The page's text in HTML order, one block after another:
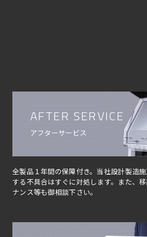
AFTER SERVICE
アフターサービス
全製品１年間の保障付き。当社設計製造
する不具合はすぐに対処します。また、
ナンス等も御相談下さい。